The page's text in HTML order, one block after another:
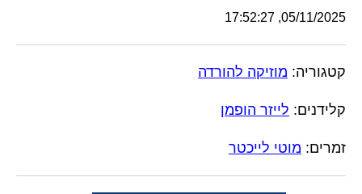
05/11/2025, 17:52:27
קטגוריה: מוזיקה להורדה
קלידנים: לייזר הופמן
זמרים: מוטי לייכטר